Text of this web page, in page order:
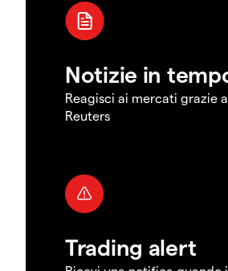
Notizie in
Reagisci ai mercati grazie
Reuters
Trading alert